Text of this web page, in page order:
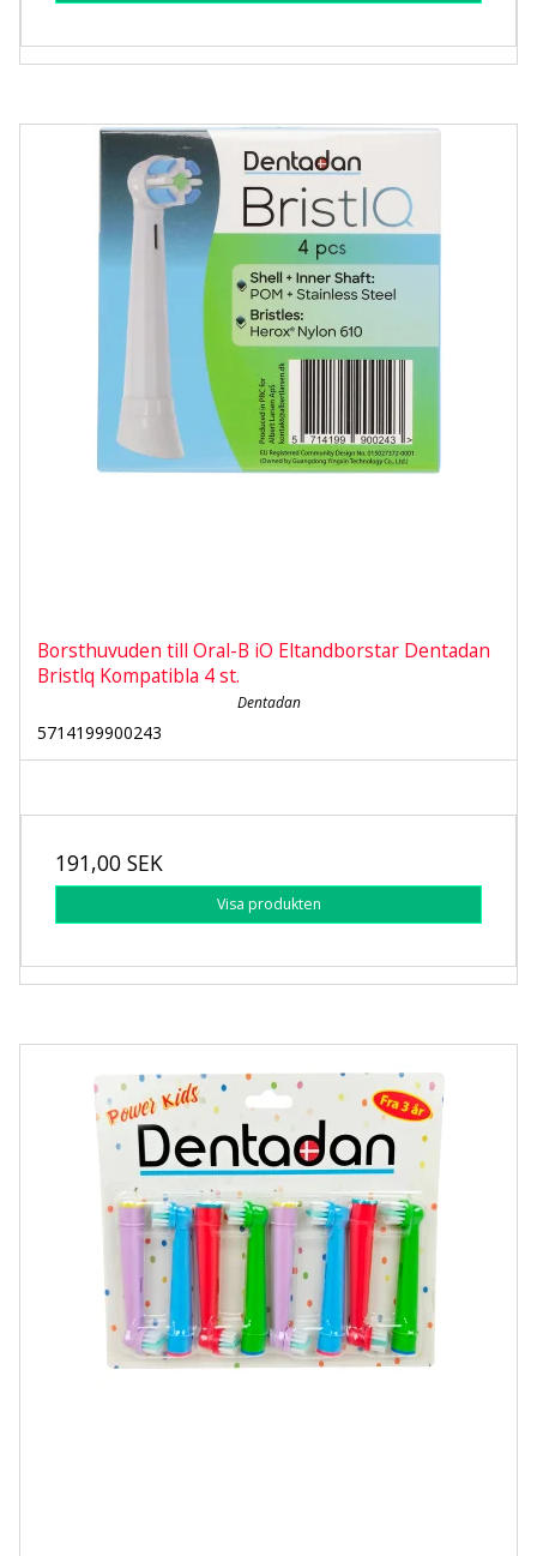
Borsthuvuden till Oral-B iO Eltandborstar Dentadan
Bristlq Kompatibla 4 st.
Dentadan
5714199900243
191,00 SEK
Visa produkten